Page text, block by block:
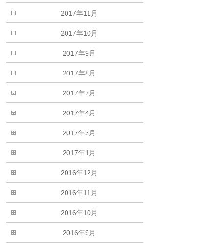
2017年11月
2017年10月
2017年9月
2017年8月
2017年7月
2017年4月
2017年3月
2017年1月
2016年12月
2016年11月
2016年10月
2016年9月